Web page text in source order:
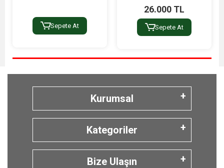
Sepete At
26.000 TL
Sepete At
Kurumsal
Kategoriler
Bize Ulaşın